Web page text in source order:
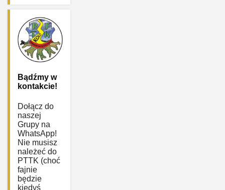
Bądźmy w
kontakcie!
Dołącz do
naszej
Grupy na
WhatsApp!
Nie musisz
należeć do
PTTK (choć
fajnie
będzie
kiedyś